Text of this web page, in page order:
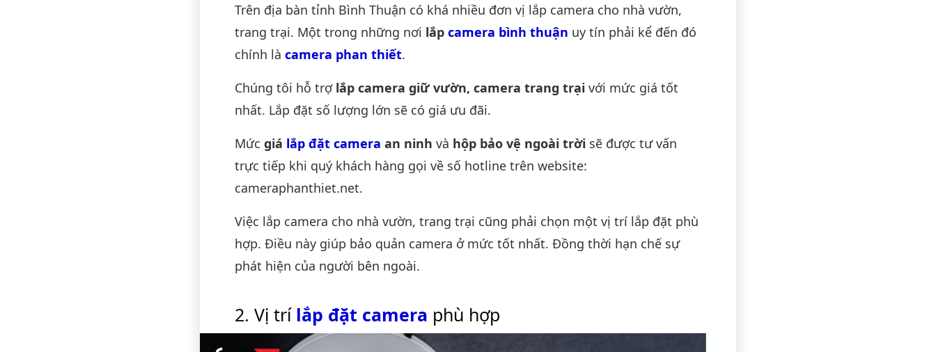
Trên địa bàn tỉnh Bình Thuận có khá nhiều đơn vị lắp camera cho nhà vườn,
trang trại. Một trong những nơi lắp camera bình thuận uy tín phải kể đến đó
chính là camera phan thiết.
Chúng tôi hỗ trợ lắp camera giữ vườn, camera trang trại với mức giá tốt
nhất. Lắp đặt số lượng lớn sẽ có giá ưu đãi.
Mức giá lắp đặt camera an ninh và hộp bảo vệ ngoài trời sẽ được tư vấn
trực tiếp khi quý khách hàng gọi về số hotline trên website:
cameraphanthiet.net.
Việc lắp camera cho nhà vườn, trang trại cũng phải chọn một vị trí lắp đặt phù
hợp. Điều này giúp bảo quản camera ở mức tốt nhất. Đồng thời hạn chế sự
phát hiện của người bên ngoài.
Vị trí lắp đặt camera phù hợp